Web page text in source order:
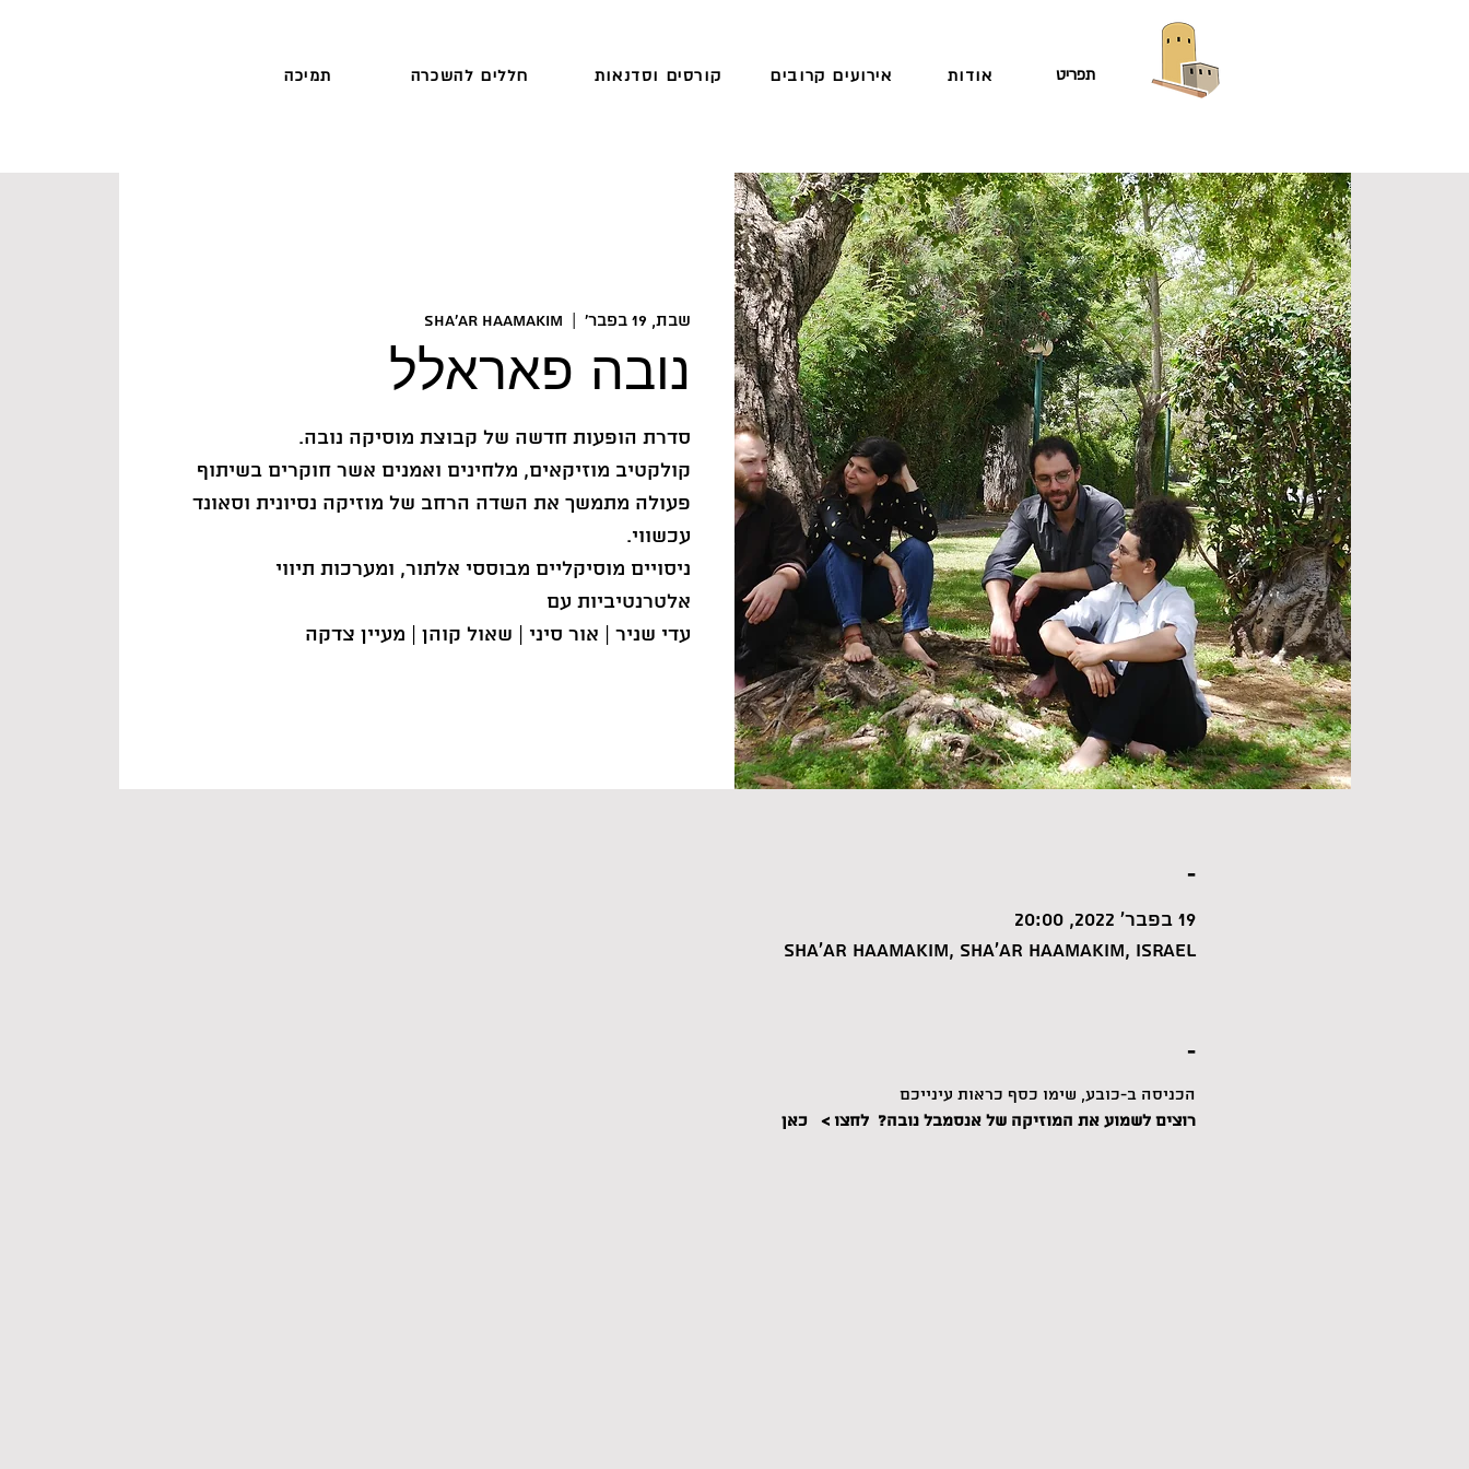
תמיכה חללים להשכרה קורסים וסדנאות אירועים קרובים אודות תפריט
שבת, 19 בפבר׳ Sha'ar HaAmakim
נובה פאראלל
קולקטיב מוזיקאים, מלחינים ואמנים אשר חוקרים בשיתוף
פעולה מתמשך את השדה הרחב של מוזיקה נסיונית וסאונד
ניסויים מוסיקליים מבוססי אלתור, ומערכות תיווי
עדי שניר | אור סיני | שאול קוהן | מעיין צדקה
-
19 בפבר׳ 2022, 20:00
Sha'ar HaAmakim, Sha'ar HaAmakim, Israel
-
הכניסה ב-כובע, שימו כסף כראות עינייכם
רוצים לשמוע את המוזיקה של אנסמבל נובה?  לחצו >
כאן